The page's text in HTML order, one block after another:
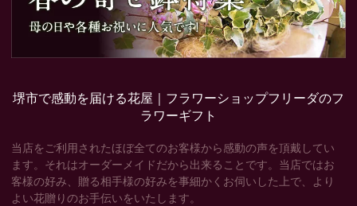
堺市で感動を届ける花屋｜フラワーショップフリーダのフ
ラワーギフト
当店をご利用されたほぼ全てのお客様から感動の声を頂戴してい
ます。それはオーダーメイドだから出来ることです。当店ではお
客様の好み、贈る相手様の好みを事細かくお伺いした上で、より
よい花贈りのお手伝いをいたします。